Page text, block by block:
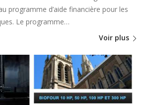
programme d’aide financière pour les
Le programme…
Voir plus